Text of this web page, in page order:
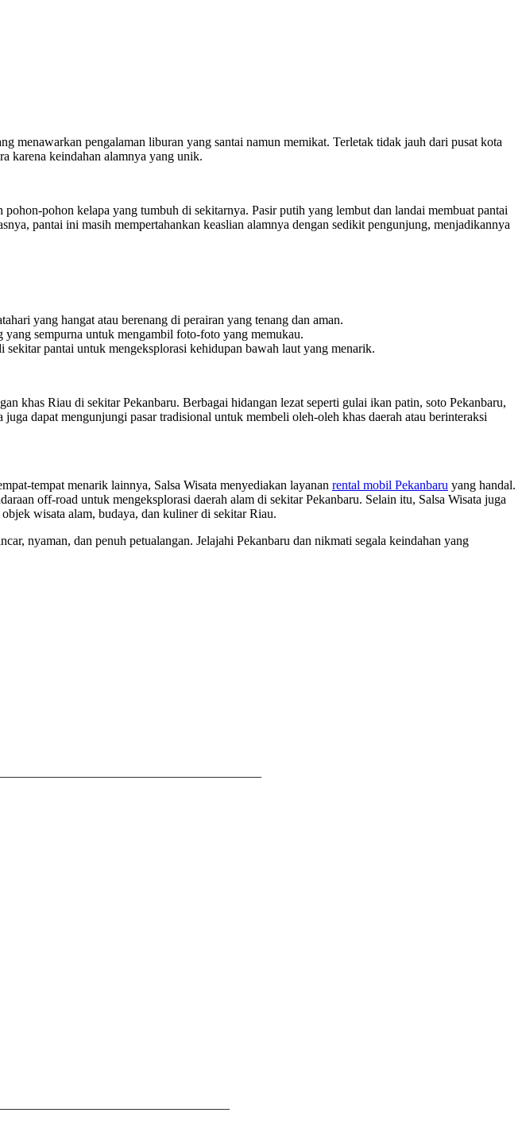
menawarkan pengalaman liburan yang santai namun memikat. Terletak tidak jauh dari pusat kota
karena keindahan alamnya yang unik.
pohon kelapa yang tumbuh di sekitarnya. Pasir putih yang lembut dan landai membuat pantai
pantai ini masih mempertahankan keaslian alamnya dengan sedikit pengunjung, menjadikannya
yang hangat atau berenang di perairan yang tenang dan aman.
sempurna untuk mengambil foto-foto yang memukau.
pantai untuk mengeksplorasi kehidupan bawah laut yang menarik.
khas Riau di sekitar Pekanbaru. Berbagai hidangan lezat seperti gulai ikan patin, soto Pekanbaru,
dapat mengunjungi pasar tradisional untuk membeli oleh-oleh khas daerah atau berinteraksi
tempat menarik lainnya, Salsa Wisata menyediakan layanan rental mobil Pekanbaru yang handal.
off-road untuk mengeksplorasi daerah alam di sekitar Pekanbaru. Selain itu, Salsa Wisata juga
wisata alam, budaya, dan kuliner di sekitar Riau.
nyaman, dan penuh petualangan. Jelajahi Pekanbaru dan nikmati segala keindahan yang